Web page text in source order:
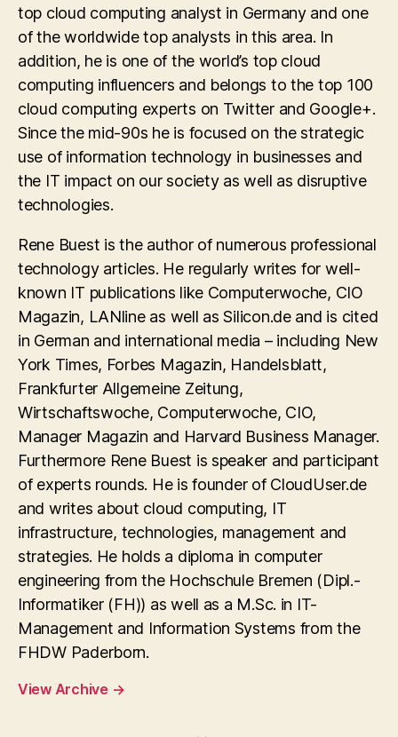
top cloud computing analyst in Germany and one
of the worldwide top analysts in this area. In
addition, he is one of the world’s top cloud
computing influencers and belongs to the top 100
cloud computing experts on Twitter and Google+.
Since the mid-90s he is focused on the strategic
use of information technology in businesses and
the IT impact on our society as well as disruptive
technologies.
Rene Buest is the author of numerous professional
technology articles. He regularly writes for well-
known IT publications like Computerwoche, CIO
Magazin, LANline as well as Silicon.de and is cited
in German and international media – including New
York Times, Forbes Magazin, Handelsblatt,
Frankfurter Allgemeine Zeitung,
Wirtschaftswoche, Computerwoche, CIO,
Manager Magazin and Harvard Business Manager.
Furthermore Rene Buest is speaker and participant
of experts rounds. He is founder of CloudUser.de
and writes about cloud computing, IT
infrastructure, technologies, management and
strategies. He holds a diploma in computer
engineering from the Hochschule Bremen (Dipl.-
Informatiker (FH)) as well as a M.Sc. in IT-
Management and Information Systems from the
FHDW Paderborn.
View Archive →